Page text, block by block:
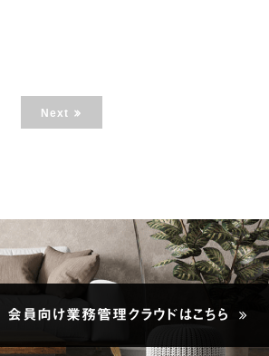
Next
会員向け業務管理クラウドはこちら